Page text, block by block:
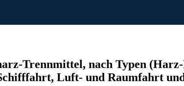
Trennmittel, nach Typen
Luft- und Raumfahrt